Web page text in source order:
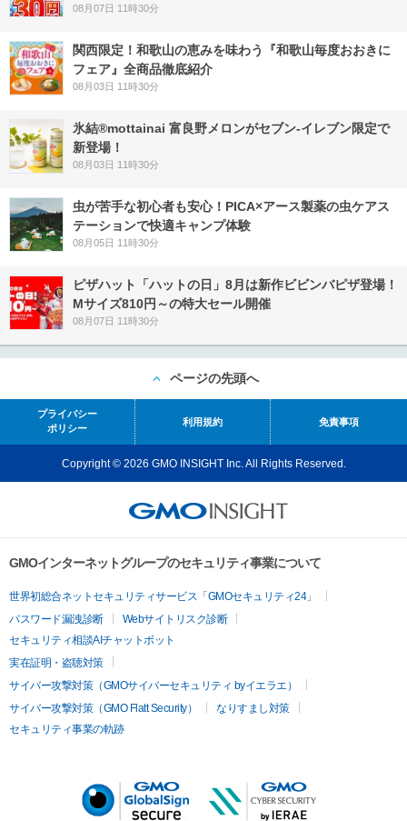
08月07日 11時30分
関西限定！和歌山の恵みを味わう『和歌山毎度おおきに
フェア』全商品徹底紹介
08月03日 11時30分
氷結®mottainai 富良野メロンがセブン‐イレブン限定で
新登場！
08月03日 11時30分
虫が苦手な初心者も安心！PICA×アース製薬の虫ケアス
テーションで快適キャンプ体験
08月05日 11時30分
ピザハット「ハットの日」8月は新作ビビンバピザ登場！
Mサイズ810円～の特大セール開催
08月07日 11時30分
ページの先頭へ
プライバシー
ポリシー
利用規約 免責事項
Copyright © 2026 GMO INSIGHT Inc. All Rights Reserved.
GMOインターネットグループのセキュリティ事業について
世界初総合ネットセキュリティサービス「GMOセキュリティ24」
パスワード漏洩診断
Webサイトリスク診断
セキュリティ相談AIチャットボット
実在証明・盗聴対策
サイバー攻撃対策（GMOサイバーセキュリティ byイエラエ）
サイバー攻撃対策（GMO Flatt Security）
なりすまし対策
セキュリティ事業の軌跡